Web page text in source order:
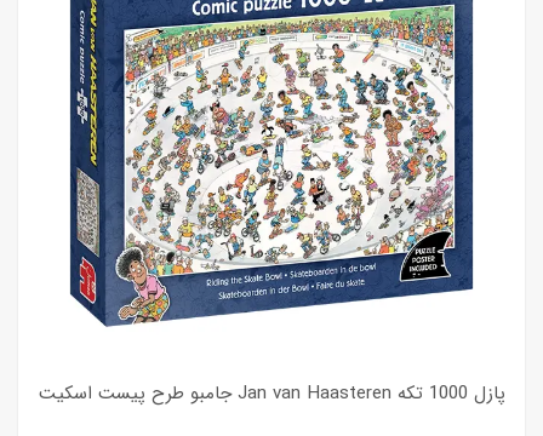
پازل 1000 تکه Jan van Haasteren جامبو طرح پیست اسکیت